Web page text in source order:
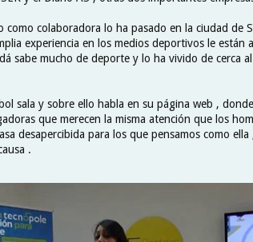
como colaboradora lo ha pasado en la ciudad de
experiencia en los medios deportivos le están
sabe mucho de deporte y lo ha vivido de cerca
sala y sobre ello habla en su página web ,
que merecen la misma atención que los
desapercibida para los que pensamos como
.